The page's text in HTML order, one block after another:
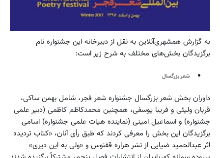
به گزارش همشهری‌آنلاین به نقل از دبیرخانه این جشنواره نام
برگزیدگان بخش‌های مختلف به شرح زیر است:
شعر بزرگسال
داوران بخش شعر بزرگسال جشنواره شعر فجر، شامل بهمن ساکی،
قربان ولیئی و فریبا یوسفی، همچنین محمدکاظم کاظمی (دبیر علمی
جشنواره) و اسماعیل امینی (نماینده هیات علمی جشنواره) اسامی
برگزیدگان این بخش را معرفی کردند که طبق رأی آنان، «کتاب تردید»
اثر عبدالحمید ضیایی از نشر هزاره ققنوس و «ولی به این دیری»